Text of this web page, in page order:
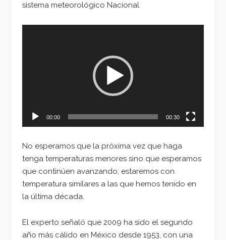
sistema meteorológico Nacional
00:00 00:30
No esperamos que la próxima vez que haga
tenga temperaturas menores sino que esperamos
que continúen avanzando; estaremos con
temperatura similares a las que hemos tenido en
la última década.
El experto señaló que 2009 ha sido el segundo
año más cálido en México desde 1953, con una